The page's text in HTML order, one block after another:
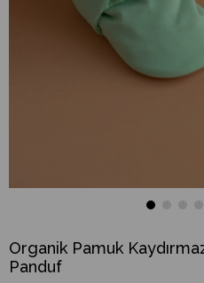
Organik Pamuk
Panduf